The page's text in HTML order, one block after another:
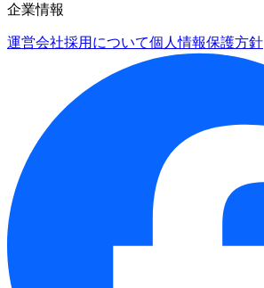
企業情報
運営会社採用について個人情報保護方針